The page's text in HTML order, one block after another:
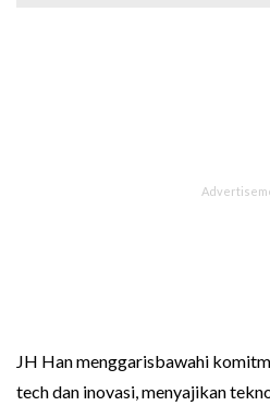
JH Han menggarisbawahi
tech dan inovasi, menyajikan